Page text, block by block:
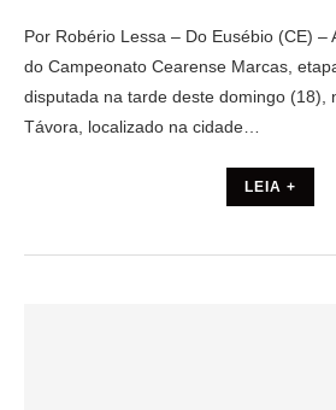
Por Robério Lessa – Do Eusébio (CE) –
do Campeonato Cearense Marcas,
disputada na tarde deste domingo
Távora, localizado na cidade…
LEIA +